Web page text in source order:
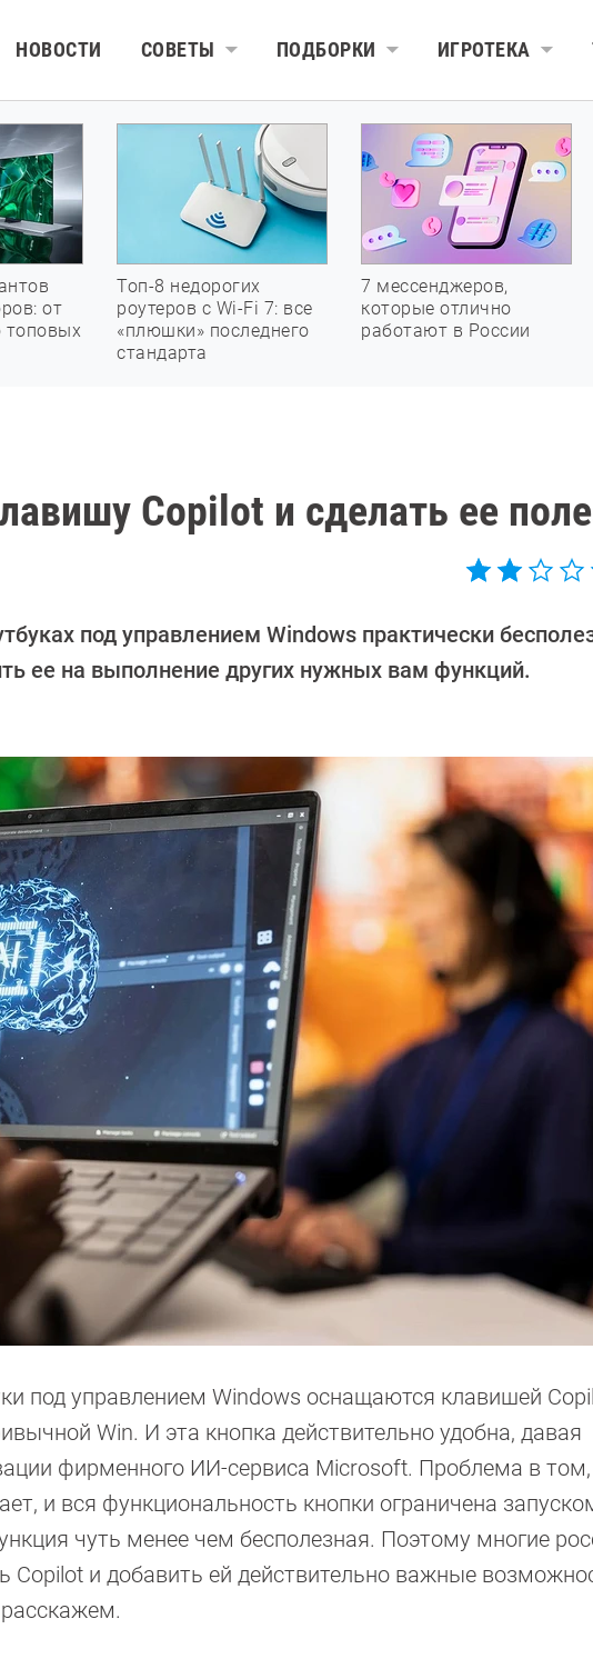
НОВОСТИ СОВЕТЫ ПОДБОРКИ ИГРОТЕКА
от
Топ-8 недорогих
роутеров с Wi-Fi 7: все
«плюшки» последнего
стандарта
7 мессенджеров,
которые отлично
работают в России
Copilot и сделать ее
под управлением Windows практически
ее на выполнение других нужных вам функций.
под управлением Windows оснащаются клавишей
Win. И эта кнопка действительно удобна, давая
фирменного ИИ-сервиса Microsoft. Проблема в том,
и вся функциональность кнопки ограничена
чуть менее чем бесполезная. Поэтому многие
Copilot и добавить ей действительно важные